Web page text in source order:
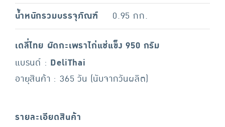
น้ำหนักรวมบรรจุภัณฑ์ 0.95 กก.
เดลี่ไทย ผัดกะเพราไก่แช่แข็ง 950 กรัม
แบรนด์ : DeliThai
อายุสินค้า : 365 วัน (นับจากวันผลิต)
รายละเอียดสินค้า